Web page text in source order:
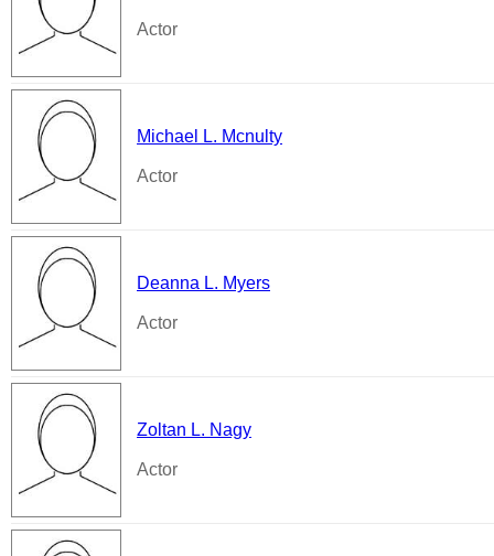
Actor
Michael L. Mcnulty
Actor
Deanna L. Myers
Actor
Zoltan L. Nagy
Actor